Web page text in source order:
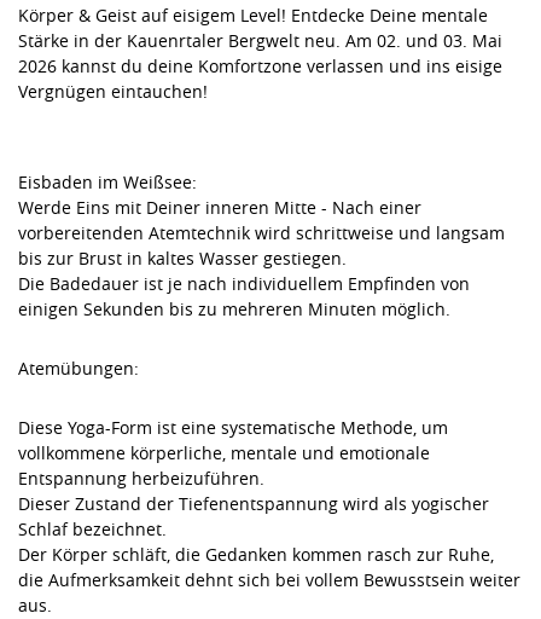
Körper & Geist auf eisigem Level! Entdecke Deine mentale
Stärke in der Kauenrtaler Bergwelt neu. Am 02. und 03. Mai
2026 kannst du deine Komfortzone verlassen und ins eisige
Vergnügen eintauchen!
Eisbaden im Weißsee:
Werde Eins mit Deiner inneren Mitte - Nach einer
vorbereitenden Atemtechnik wird schrittweise und langsam
bis zur Brust in kaltes Wasser gestiegen.
Die Badedauer ist je nach individuellem Empfinden von
einigen Sekunden bis zu mehreren Minuten möglich.
Atemübungen:
Diese Yoga-Form ist eine systematische Methode, um
vollkommene körperliche, mentale und emotionale
Entspannung herbeizuführen.
Dieser Zustand der Tiefenentspannung wird als yogischer
Schlaf bezeichnet.
Der Körper schläft, die Gedanken kommen rasch zur Ruhe,
die Aufmerksamkeit dehnt sich bei vollem Bewusstsein weiter
aus.